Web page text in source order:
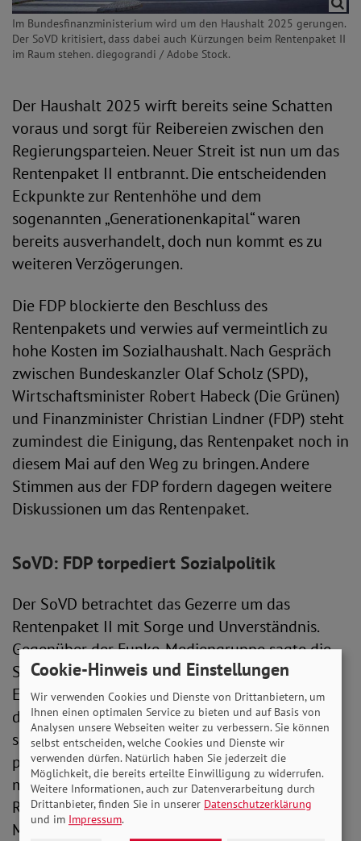
Im Bundesfinanzministerium wird um den Haushalt 2025 gerungen.
Der SoVD kritisiert, dass dabei auch Kürzungen beim Rentenpaket II
im Raum stehen. diegograndi / Adobe Stock.
Der Haushalt 2025 wirft bereits seine Schatten
voraus und sorgt für Reibereien zwischen den
Regierungsparteien. Neuer Streit ist nun um das
Rentenpaket II entbrannt. Die entscheidenden
Eckpunkte zur Rentenhöhe und dem
sogenannten „Generationenkapital“ waren
bereits ausverhandelt, doch nun kommt es zu
weiteren Verzögerungen.
Die FDP blockierte den Beschluss des
Rentenpakets und verwies auf vermeintlich zu
hohe Kosten im Sozialhaushalt. Nach Gespräch
zwischen Bundeskanzler Olaf Scholz (SPD),
Wirtschaftsminister Robert Habeck (Die Grünen)
und Finanzminister Christian Lindner (FDP) steht
zumindest die Einigung, das Rentenpaket noch in
diesem Mai auf den Weg zu bringen. Andere
Stimmen aus der FDP fordern dagegen weitere
Diskussionen um das Rentenpaket.
SoVD: FDP torpediert Sozialpolitik
Der SoVD betrachtet das Gezerre um das
Rentenpaket II mit Sorge und Unverständnis.
Gegenüber der Funke-Mediengruppe sagte die
SoVD-Vorstandsvorsitzende Michaela
Engelmeier: „Es ist unglaublich und unseriös,
dass die FDP einmal mehr geplante
sozialpolitische Vorhaben torpediert und für
parteipolitische Macht- und Ränkespiele
missbraucht. Die langfristige Stabilisierung des
Rentenniveaus ist zu wichtig, um auf ihre Kosten
Machtspiele zu treiben.“
Cookie-Hinweis und Einstellungen
Wir verwenden Cookies und Dienste von Drittanbietern, um
Ihnen einen optimalen Service zu bieten und auf Basis von
Analysen unsere Webseiten weiter zu verbessern. Sie können
selbst entscheiden, welche Cookies und Dienste wir
verwenden dürfen. Natürlich haben Sie jederzeit die
Möglichkeit, die bereits erteilte Einwilligung zu widerrufen.
Weitere Informationen, auch zur Datenverarbeitung durch
Drittanbieter, finden Sie in unserer Datenschutzerklärung
und im Impressum.